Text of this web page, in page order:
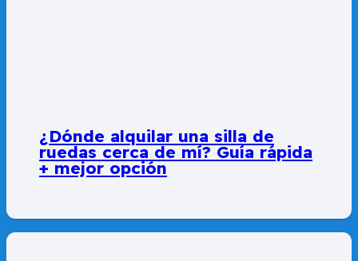
¿Dónde alquilar una silla de
ruedas cerca de mí? Guía rápida
+ mejor opción